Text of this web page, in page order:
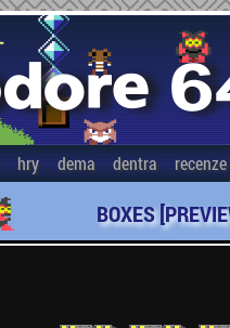
hry dema dentra recenze
BOXES